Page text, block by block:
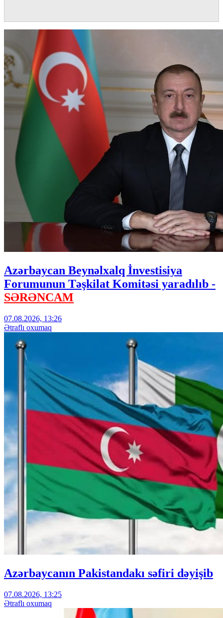
Azərbaycan Beynəlxalq İnvestisiya
Forumunun Təşkilat Komitəsi yaradılıb -
SƏRƏNCAM
07.08.2026, 13:26
Ətraflı oxumaq
Azərbaycanın Pakistandakı səfiri dəyişib
07.08.2026, 13:25
Ətraflı oxumaq